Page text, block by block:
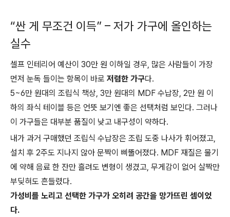
“싼 게 무조건 이득” – 저가 가구에 올인하는
실수
셀프 인테리어 예산이 30만 원 이하일 경우, 많은 사람들이 가장
먼저 눈독 들이는 항목이 바로 저렴한 가구다.
5~6만 원대의 조립식 책상, 3만 원대의 MDF 수납장, 2만 원 이
하의 좌식 테이블 등은 언뜻 보기엔 좋은 선택처럼 보인다. 그러나
이 가구들은 대부분 품질이 낮고 내구성이 약하다.
내가 과거 구매했던 조립식 수납장은 조립 도중 나사가 휘어졌고,
설치 후 2주도 지나지 않아 문짝이 삐뚤어졌다. MDF 재질은 물기
에 약해 음료 한 잔만 흘려도 변형이 생겼고, 무게감이 없어 살짝만
부딪혀도 흔들렸다.
가성비를 노리고 선택한 가구가 오히려 공간을 망가뜨린 셈이었
다.